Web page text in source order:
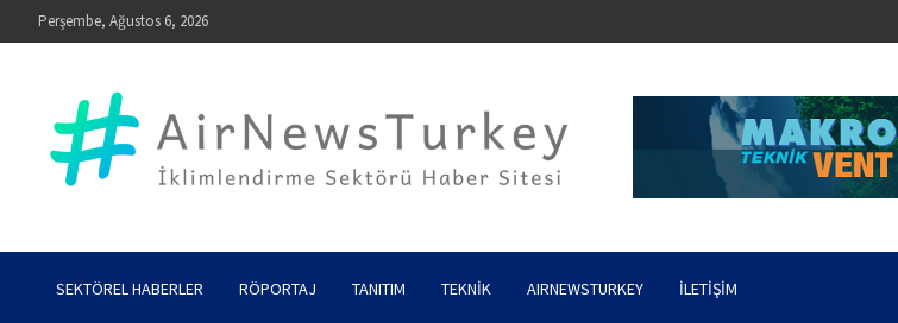
Perşembe, Ağustos 6, 2026
SEKTÖREL HABERLER RÖPORTAJ TANITIM TEKNIK AIRNEWSTURKEY İLETIŞIM